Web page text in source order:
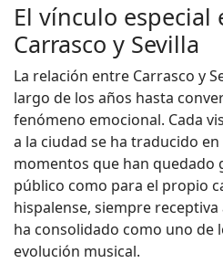
El vínculo especial
Carrasco y Sevilla
La relación entre Carrasco y
largo de los años hasta
fenómeno emocional. Cada
a la ciudad se ha traducido
momentos que han quedado
público como para el propio
hispalense, siempre
ha consolidado como uno de
evolución musical.